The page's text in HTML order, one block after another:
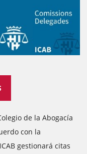
de la Abogacía
con la
gestionará citas